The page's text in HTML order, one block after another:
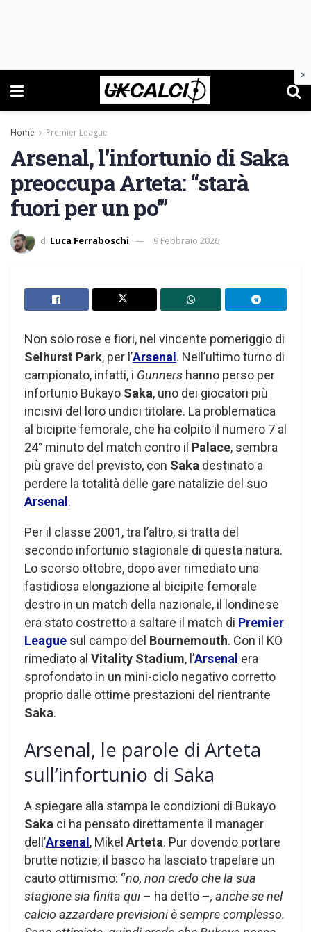
Home Premier League
Arsenal, l’infortunio di Saka
preoccupa Arteta: “starà
fuori per un po’”
di Luca Ferraboschi 9 Febbraio 2026
Non solo rose e fiori, nel vincente pomeriggio di
Selhurst Park, per l’Arsenal. Nell’ultimo turno di
campionato, infatti, i Gunners hanno perso per
infortunio Bukayo Saka, uno dei giocatori più
incisivi del loro undici titolare. La problematica
al bicipite femorale, che ha colpito il numero 7 al
24° minuto del match contro il Palace, sembra
più grave del previsto, con Saka destinato a
perdere la totalità delle gare natalizie del suo
Arsenal.
Per il classe 2001, tra l’altro, si tratta del
secondo infortunio stagionale di questa natura.
Lo scorso ottobre, dopo aver rimediato una
fastidiosa elongazione al bicipite femorale
destro in un match della nazionale, il londinese
era stato costretto a saltare il match di Premier
League sul campo del Bournemouth. Con il KO
rimediato al Vitality Stadium, l’Arsenal era
sprofondato in un mini-ciclo negativo corretto
proprio dalle ottime prestazioni del rientrante
Saka.
Arsenal, le parole di Arteta
sull’infortunio di Saka
A spiegare alla stampa le condizioni di Bukayo
Saka ci ha pensato direttamente il manager
dell’Arsenal , Mikel Arteta. Pur dovendo portare
brutte notizie, il basco ha lasciato trapelare un
cauto ottimismo: “no, non credo che la sua
stagione sia finita qui– ha detto –, anche se nel
calcio azzardare previsioni è sempre complesso.
×